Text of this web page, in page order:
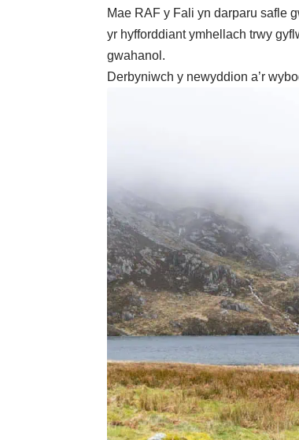
Mae RAF y Fali yn darparu safle
yr hyfforddiant ymhellach trwy
gwahanol.
Derbyniwch y newyddion a’r